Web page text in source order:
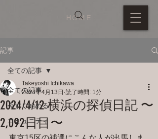
HOME
記事
全ての記事
今すぐ始める
コミュニティ
全ての記事
2024/4/12 横浜の探偵日記 〜
2,092日目〜
Takeyoshi Ichikawa
2024年4月13日 読了時間: 1分